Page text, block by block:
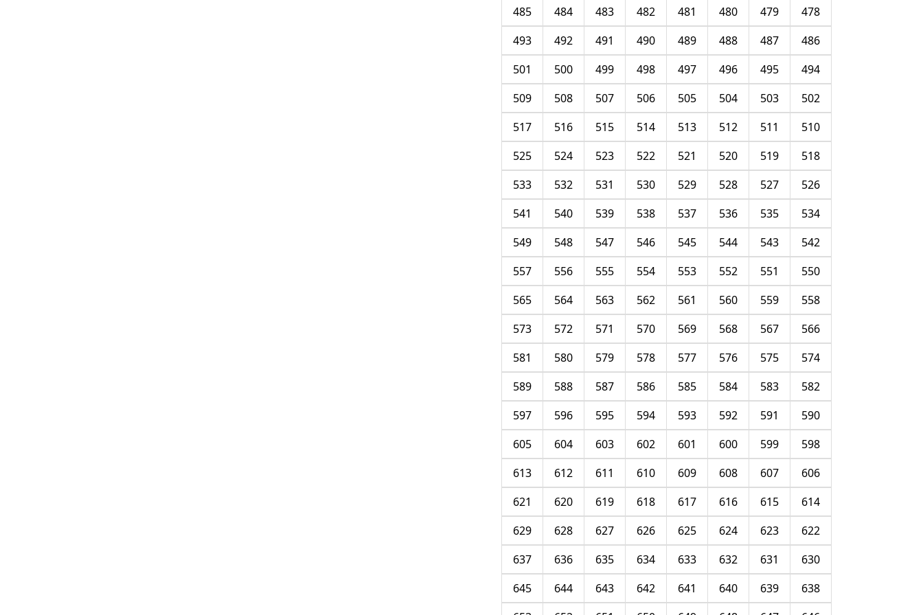
478
479
480
481
482
483
484
485
486
487
488
489
490
491
492
493
494
495
496
497
498
499
500
501
502
503
504
505
506
507
508
509
510
511
512
513
514
515
516
517
518
519
520
521
522
523
524
525
526
527
528
529
530
531
532
533
534
535
536
537
538
539
540
541
542
543
544
545
546
547
548
549
550
551
552
553
554
555
556
557
558
559
560
561
562
563
564
565
566
567
568
569
570
571
572
573
574
575
576
577
578
579
580
581
582
583
584
585
586
587
588
589
590
591
592
593
594
595
596
597
598
599
600
601
602
603
604
605
606
607
608
609
610
611
612
613
614
615
616
617
618
619
620
621
622
623
624
625
626
627
628
629
630
631
632
633
634
635
636
637
638
639
640
641
642
643
644
645